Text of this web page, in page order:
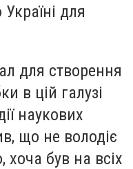
для
для створення
в цій галузі
наукових
що не володіє
був на всіх